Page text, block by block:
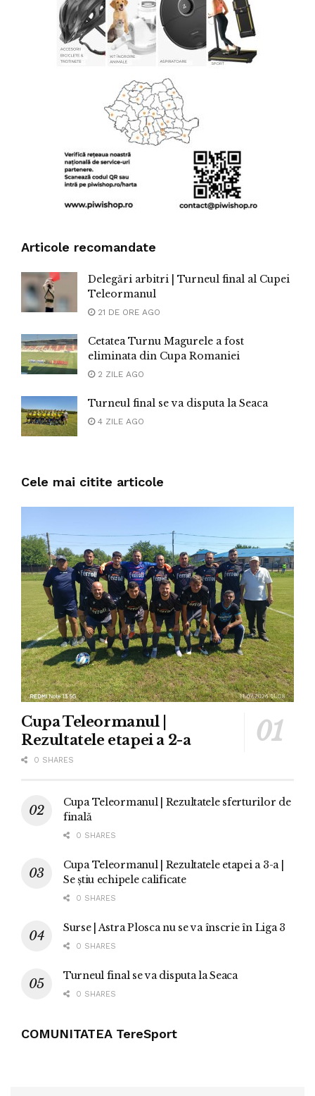
Articole recomandate
Delegări arbitri | Turneul final al Cupei
Teleormanul
21 DE ORE AGO
Cetatea Turnu Magurele a fost
eliminata din Cupa Romaniei
2 ZILE AGO
Turneul final se va disputa la Seaca
4 ZILE AGO
Cele mai citite articole
Cupa Teleormanul |
Rezultatele etapei a 2-a
0 SHARES
Cupa Teleormanul | Rezultatele sferturilor de
finală
0 SHARES
Cupa Teleormanul | Rezultatele etapei a 3-a |
Se știu echipele calificate
0 SHARES
Surse | Astra Plosca nu se va înscrie în Liga 3
0 SHARES
Turneul final se va disputa la Seaca
0 SHARES
COMUNITATEA TereSport